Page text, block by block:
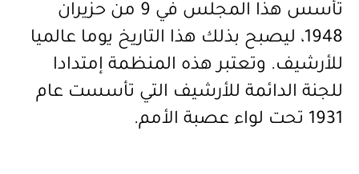
تأسس هذا المجلس في 9 من حزيران
1948، ليصبح بذلك هذا التاريخ يوما عالميا
للأرشيف. وتعتبر هذه المنظمة إمتدادا
للجنة الدائمة للأرشيف التي تأسست عام
1931 تحت لواء عصبة الأمم
.